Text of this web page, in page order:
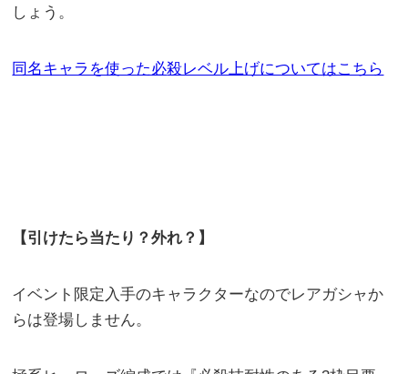
しょう。
同名キャラを使った必殺レベル上げについてはこちら
【引けたら当たり？外れ？】
イベント限定入手のキャラクターなのでレアガシャか
らは登場しません。